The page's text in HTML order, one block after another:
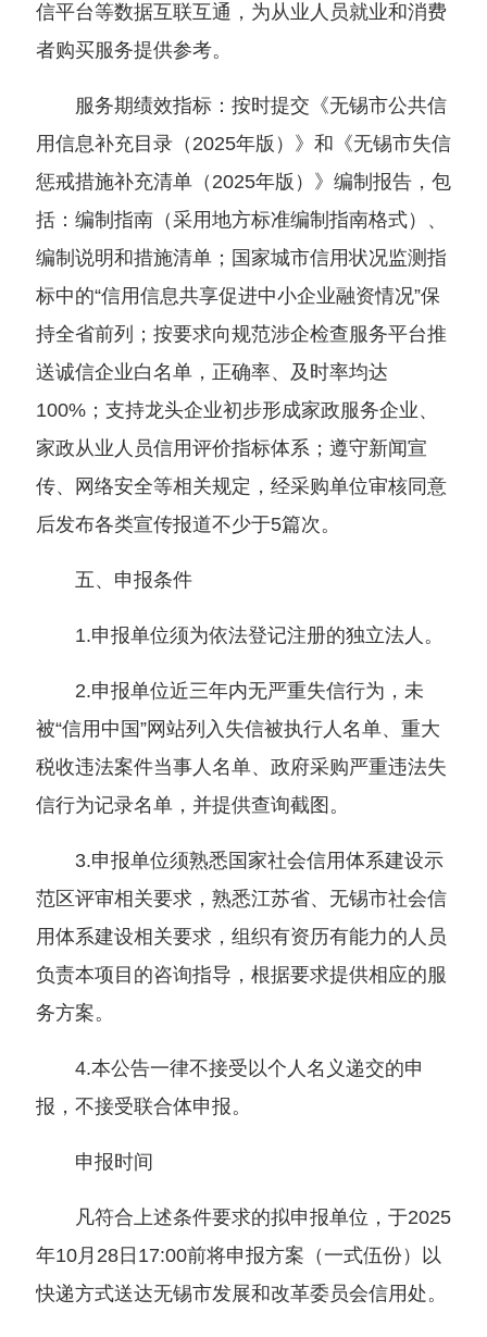
信平台等数据互联互通，为从业人员就业和消费
者购买服务提供参考。
服务期绩效指标：按时提交《无锡市公共信
用信息补充目录（2025年版）》和《无锡市失信
惩戒措施补充清单（2025年版）》编制报告，包
括：编制指南（采用地方标准编制指南格式）、
编制说明和措施清单；国家城市信用状况监测指
标中的“信用信息共享促进中小企业融资情况”保
持全省前列；按要求向规范涉企检查服务平台推
送诚信企业白名单，正确率、及时率均达
100%；支持龙头企业初步形成家政服务企业、
家政从业人员信用评价指标体系；遵守新闻宣
传、网络安全等相关规定，经采购单位审核同意
后发布各类宣传报道不少于5篇次。
五、申报条件
1.申报单位须为依法登记注册的独立法人。
2.申报单位近三年内无严重失信行为，未
被“信用中国”网站列入失信被执行人名单、重大
税收违法案件当事人名单、政府采购严重违法失
信行为记录名单，并提供查询截图。
3.申报单位须熟悉国家社会信用体系建设示
范区评审相关要求，熟悉江苏省、无锡市社会信
用体系建设相关要求，组织有资历有能力的人员
负责本项目的咨询指导，根据要求提供相应的服
务方案。
4.本公告一律不接受以个人名义递交的申
报，不接受联合体申报。
申报时间
凡符合上述条件要求的拟申报单位，于2025
年10月28日17:00前将申报方案（一式伍份）以
快递方式送达无锡市发展和改革委员会信用处。